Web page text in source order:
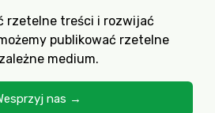
rzetelne treści i rozwijać
publikować rzetelne
medium.
nas →